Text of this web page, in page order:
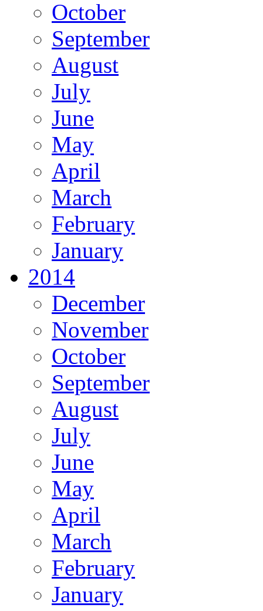
October
September
August
July
June
May
April
March
February
January
2014
December
November
October
September
August
July
June
May
April
March
February
January